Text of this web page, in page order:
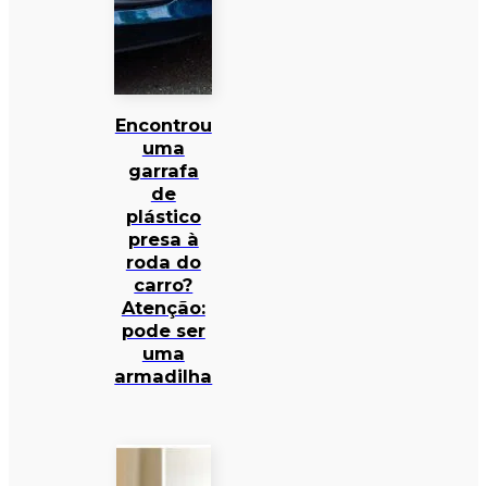
Encontrou
uma
garrafa
de
plástico
presa à
roda do
carro?
Atenção:
pode ser
uma
armadilha